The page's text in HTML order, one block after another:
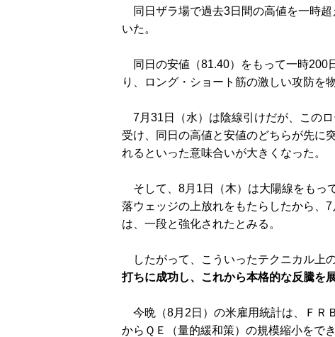
同日ザラ場で過去3日間の高値を一時
いた。
同日の安値（81.40）をもって一時200
り、ロング・ショート筋の激しい攻防を
7月31日（水）は陰線引けだが、この
受け、同日の高値と安値のどちらが先に
れるといった意味合いが大きくなった。
そして、8月1日（木）は大陽線をもっ
落ウェッジの上放れをもたらしたから、
は、一段と強化されたとみる。
したがって、こういったテクニカル上
打ちに成功し、これから本格的な反騰を
今晩（8月2日）の米雇用統計は、ＦＲ
からＱＥ（量的緩和策）の規模縮小をで